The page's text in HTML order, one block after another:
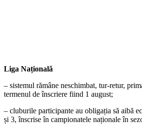
Liga Națională
– sistemul rămâne neschimbat, tur-retur,
termenul de înscriere fiind 1 august;
– cluburile participante au obligația să aibă
și 3, înscrise în campionatele naționale în